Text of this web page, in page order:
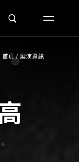
首頁/ 展演資訊